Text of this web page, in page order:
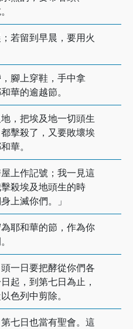
若留到早晨，要用火
腳上穿鞋，手中拿
華的逾越節。
，把埃及地一切頭生
擊殺了，又要敗壞埃
華。
上作記號；我一見這
殺埃及地頭生的時
上滅你們。」
耶和華的節，作為你
一日要把酵從你們各
起，到第七日為止，
色列中剪除。
七日也當有聖會。這